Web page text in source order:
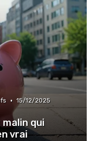
• 15/12/2025
malin qui
vrai